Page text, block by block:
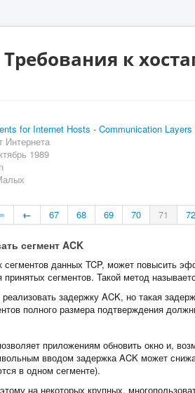
Требования к
for Internet Hosts - Communication Layers
Интернета
1989
← 67 68 69 70 71 72
сегмент ACK
данных TCP, может повысить
сегментов. Такой метод
задержку ACK, но такая
полного размера подтверждения
приложениям обновить окно и,
вводом задержка ACK может
в одном сегменте).
на некоторых крупных,